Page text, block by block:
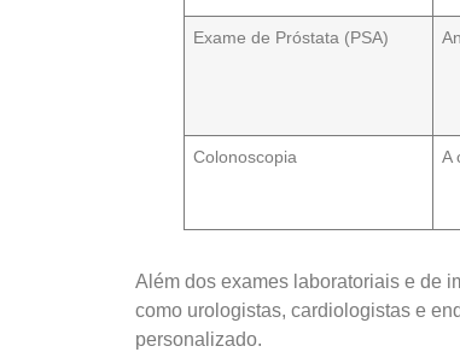
Exame de Próstata (PSA)
Colonoscopia A
Além dos exames laboratoriais e de
como urologistas, cardiologistas e
personalizado.